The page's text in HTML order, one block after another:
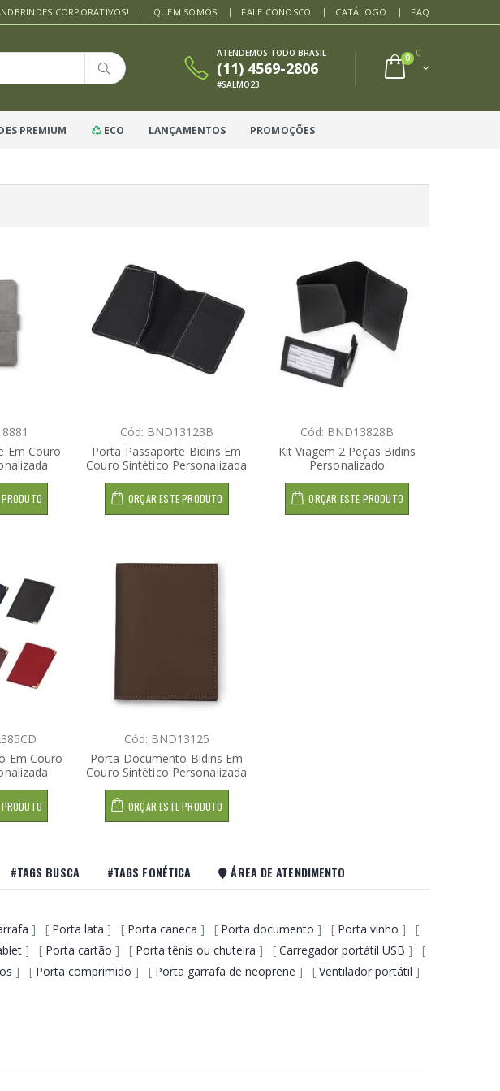
CORPORATIVOS! QUEM SOMOS FALE CONOSCO CATÁLOGO FAQ
ATENDEMOS TODO BRASIL
(11) 4569-2806
#SALMO23
0
0
PREMIUM ECO LANÇAMENTOS PROMOÇÕES
Em Couro
Cód: BND13123B
Porta Passaporte Bidins Em
Couro Sintético Personalizada
ORÇAR ESTE PRODUTO
Cód: BND13828B
Kit Viagem 2 Peças Bidins
Personalizado
ORÇAR ESTE PRODUTO
Em Couro
Cód: BND13125
Porta Documento Bidins Em
Couro Sintético Personalizada
ORÇAR ESTE PRODUTO
#TAGS BUSCA #TAGS FONÉTICA ÁREA DE ATENDIMENTO
] [ Porta lata ] [ Porta caneca ] [ Porta documento ] [ Porta vinho ] [
] [ Porta cartão ] [ Porta tênis ou chuteira ] [ Carregador portátil USB ] [
] [ Porta comprimido ] [ Porta garrafa de neoprene ] [ Ventilador portátil ]